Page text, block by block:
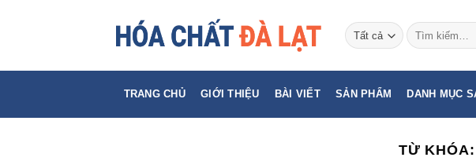
Tìm
kiếm:
TRANG CHỦ GIỚI THIỆU BÀI VIẾT SẢN PHẨM DANH MỤC
TỪ KHÓA: